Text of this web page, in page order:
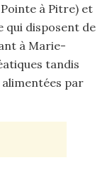
à Pitre) et
qui disposent de
à Marie-
tandis
alimentées par